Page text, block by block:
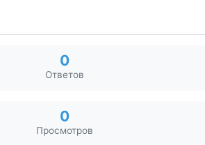
0
Ответов
0
Просмотров